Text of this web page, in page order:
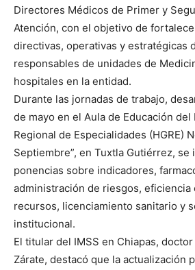
Directores Médicos de Primer y
Atención, con el objetivo de
directivas, operativas y estratégicas
responsables de unidades de
hospitales en la entidad.
Durante las jornadas de trabajo,
de mayo en el Aula de Educación del
Regional de Especialidades (HGRE)
Septiembre”, en Tuxtla Gutiérrez, se
ponencias sobre indicadores,
administración de riesgos, eficiencia
recursos, licenciamiento sanitario y
institucional.
El titular del IMSS en Chiapas,
Zárate, destacó que la actualización